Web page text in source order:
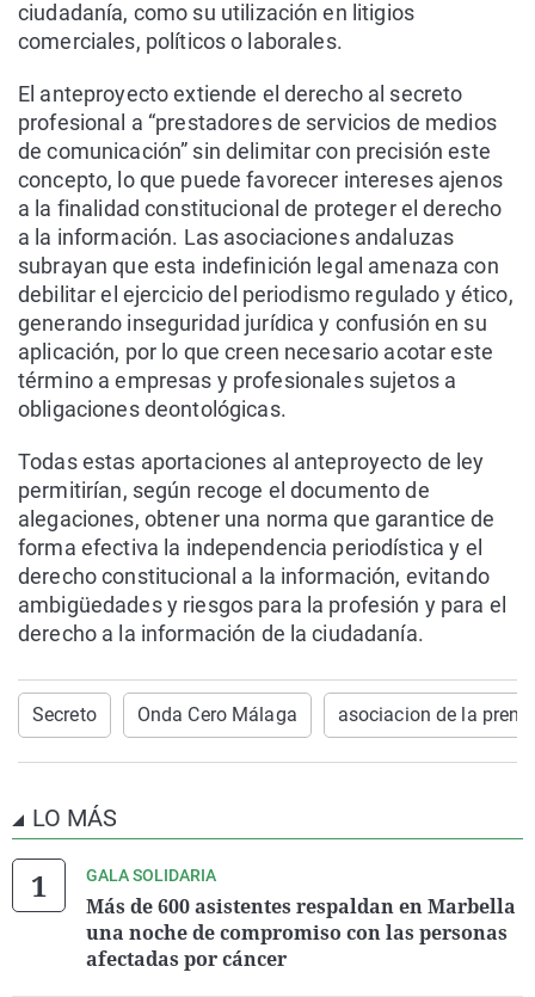
ciudadanía, como su utilización en litigios
comerciales, políticos o laborales.
El anteproyecto extiende el derecho al secreto
profesional a “prestadores de servicios de medios
de comunicación” sin delimitar con precisión este
concepto, lo que puede favorecer intereses ajenos
a la finalidad constitucional de proteger el derecho
a la información. Las asociaciones andaluzas
subrayan que esta indefinición legal amenaza con
debilitar el ejercicio del periodismo regulado y ético,
generando inseguridad jurídica y confusión en su
aplicación, por lo que creen necesario acotar este
término a empresas y profesionales sujetos a
obligaciones deontológicas.
Todas estas aportaciones al anteproyecto de ley
permitirían, según recoge el documento de
alegaciones, obtener una norma que garantice de
forma efectiva la independencia periodística y el
derecho constitucional a la información, evitando
ambigüedades y riesgos para la profesión y para el
derecho a la información de la ciudadanía.
Secreto Onda Cero Málaga asociacion de la
LO MÁS
GALA SOLIDARIA
Más de 600 asistentes respaldan en Marbella
una noche de compromiso con las personas
afectadas por cáncer